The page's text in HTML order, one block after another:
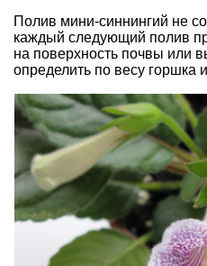
Полив мини-синнингий не
каждый следующий полив
на поверхность почвы или
определить по весу горшка